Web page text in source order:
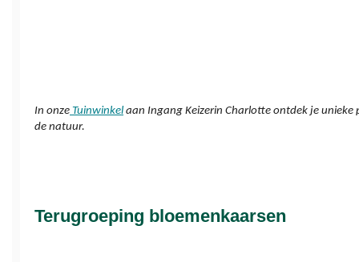
In onze Tuinwinkel aan Ingang Keizerin Charlotte ontdek je
de natuur.
Terugroeping bloemenkaarsen